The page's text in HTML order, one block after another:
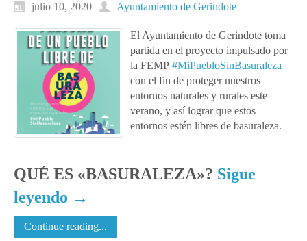
julio 10, 2020 Ayuntamiento de Gerindote
El Ayuntamiento de Gerindote toma
partida en el proyecto impulsado por
la FEMP #MiPuebloSinBasuraleza
con el fin de proteger nuestros
entornos naturales y rurales este
verano, y así lograr que estos
entornos estén libres de basuraleza.
QUÉ ES «BASURALEZA»? Sigue
leyendo →
Continue reading...